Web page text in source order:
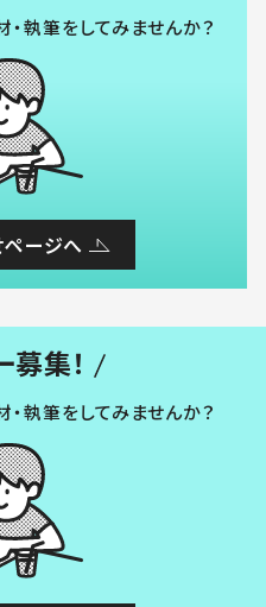
執筆をしてみませんか？
ージへ
募集！
執筆をしてみませんか？